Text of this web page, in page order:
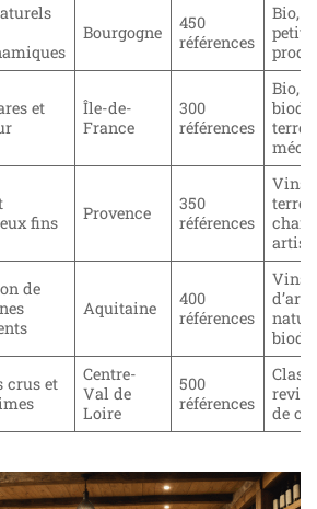
Bourgogne
450
références
Bio,
petits
et
Île-de-
France
300
références
Bio,
fins
Provence
350
références
Vins
de
Aquitaine
400
références
Vins
crus et
Centre-
Val de
Loire
500
références
de